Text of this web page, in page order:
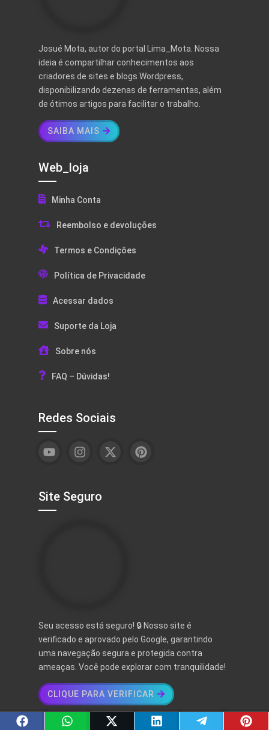
Josué Mota, autor do portal Lima_Mota. Nossa
ideia é compartilhar conhecimentos aos
criadores de sites e blogs Wordpress,
disponibilizando dezenas de ferramentas, além
de ótimos artigos para facilitar o trabalho.
SAIBA MAIS
Web_loja
Minha Conta
Reembolso e devoluções
Termos e Condições
Política de Privacidade
Acessar dados
Suporte da Loja
Sobre nós
FAQ – Dúvidas!
Redes Sociais
Site Seguro
Seu acesso está seguro! 🔒 Nosso site é
verificado e aprovado pelo Google, garantindo
uma navegação segura e protegida contra
ameaças. Você pode explorar com tranquilidade!
CLIQUE PARA VERIFICAR